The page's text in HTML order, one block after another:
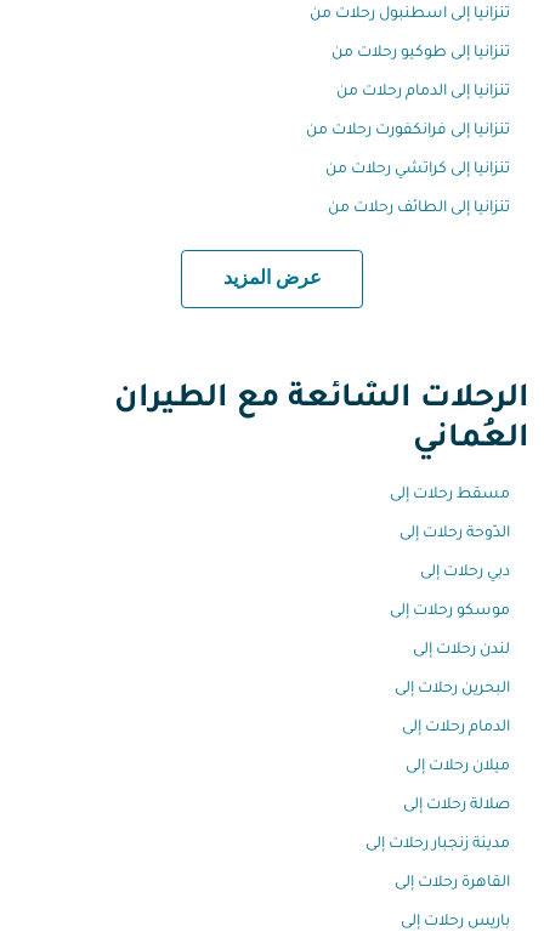
تنزانيا إلى اسطنبول رحلات من
تنزانيا إلى طوكيو رحلات من
تنزانيا إلى الدمام رحلات من
تنزانيا إلى فرانكفورت رحلات من
تنزانيا إلى كراتشي رحلات من
تنزانيا إلى الطائف رحلات من
عرض المزيد
الرحلات الشائعة مع الطيران
العُماني
مسقط رحلات إلى
الدّوحة رحلات إلى
دبي رحلات إلى
موسكو رحلات إلى
لندن رحلات إلى
البحرين رحلات إلى
الدمام رحلات إلى
ميلان رحلات إلى
صلالة رحلات إلى
مدينة زنجبار رحلات إلى
القاهرة رحلات إلى
باريس رحلات إلى